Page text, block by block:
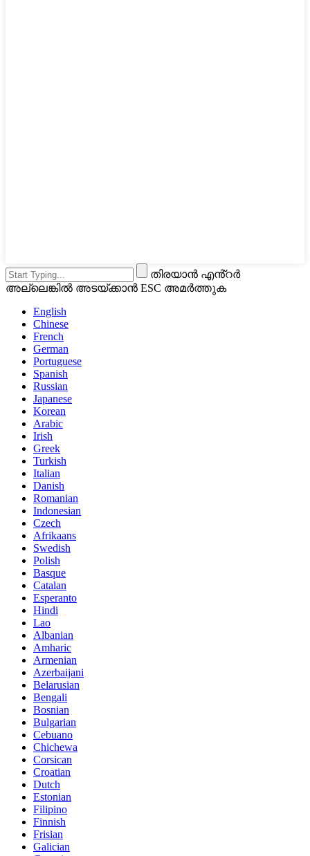
തിരയാൻ എൻ്റർ
അല്ലെങ്കിൽ അടയ്ക്കാൻ ESC അമർത്തുക
English
Chinese
French
German
Portuguese
Spanish
Russian
Japanese
Korean
Arabic
Irish
Greek
Turkish
Italian
Danish
Romanian
Indonesian
Czech
Afrikaans
Swedish
Polish
Basque
Catalan
Esperanto
Hindi
Lao
Albanian
Amharic
Armenian
Azerbaijani
Belarusian
Bengali
Bosnian
Bulgarian
Cebuano
Chichewa
Corsican
Croatian
Dutch
Estonian
Filipino
Finnish
Frisian
Galician